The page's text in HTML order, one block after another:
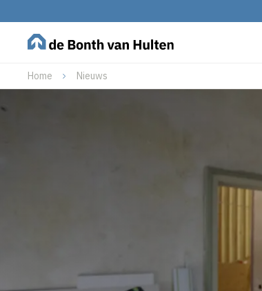
Home Nieuws